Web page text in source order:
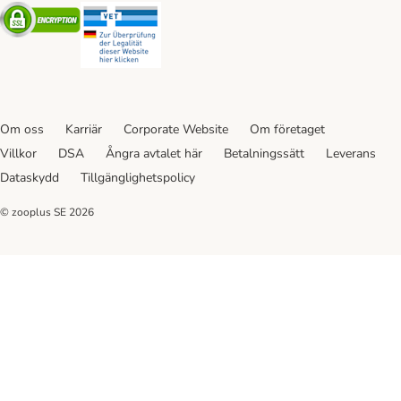
Security
Om oss Karriär Corporate Website
Om företaget
Villkor
DSA Ångra avtalet här Betalningssätt
Leverans
Dataskydd
Tillgänglighetspolicy
© zooplus SE 2026